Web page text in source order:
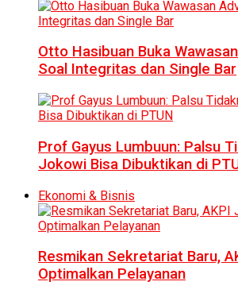
Otto Hasibuan Buka
Soal Integritas dan Single Bar
Prof Gayus Lumbuun: Palsu
Jokowi Bisa Dibuktikan di
Ekonomi & Bisnis
Resmikan Sekretariat Baru,
Optimalkan Pelayanan